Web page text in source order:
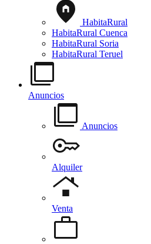
HabitaRural
HabitaRural Cuenca
HabitaRural Soria
HabitaRural Teruel
Anuncios
Anuncios
Alquiler
Venta